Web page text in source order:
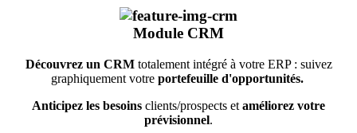
Module CRM
Découvrez un CRMtotalement intégré à votre ERP : suivez
graphiquement votre portefeuille d'opportunités.
Anticipez les besoins clients/prospects et améliorez votre
prévisionnel.